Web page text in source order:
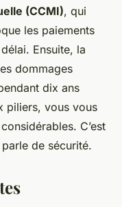
(CCMI), qui
les paiements
Ensuite, la
dommages
dix ans
piliers, vous vous
C’est
de sécurité.